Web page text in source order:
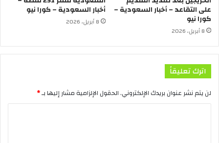
على التقاعد – أخبار السعودية –
كورا نيو
8 أبريل، 2026
أخبار السعودية – كورا نيو
8 أبريل، 2026
اترك تعليقاً
لن يتم نشر عنوان بريدك الإلكتروني.الحقول الإلزامية مشار إليها بـ*